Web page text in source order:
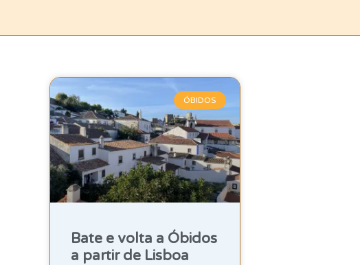
ÓBIDOS
Bate e volta a Óbidos
a partir de Lisboa